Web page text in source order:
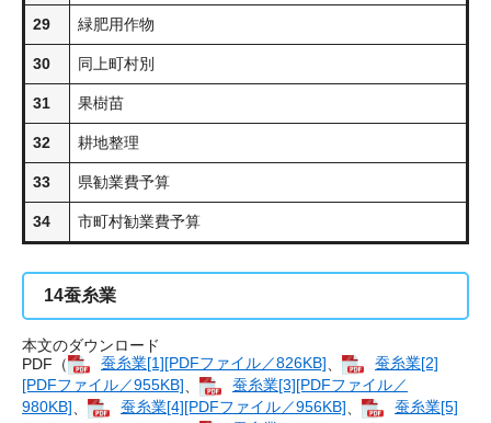
29 緑肥用作物
30 同上町村別
31 果樹苗
32 耕地整理
33 県勧業費予算
34 市町村勧業費予算
14蚕糸業
本文のダウンロード
PDF（
蚕糸業[1][PDFファイル／826KB]
蚕糸業[2]
[PDFファイル／955KB]
蚕糸業[3][PDFファイル／
980KB]
蚕糸業[4][PDFファイル／956KB]
蚕糸業[5]